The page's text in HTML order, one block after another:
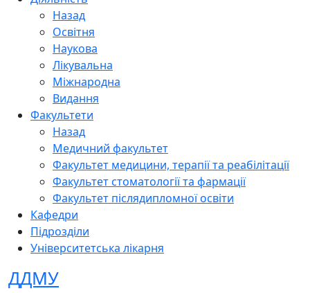
Назад
Освітня
Наукова
Лікувальна
Міжнародна
Видання
Факультети
Назад
Медичний факультет
Факультет медицини, терапії та реабілітації
Факультет стоматології та фармації
Факультет післядипломної освіти
Кафедри
Підрозділи
Університетська лікарня
ДДМУ